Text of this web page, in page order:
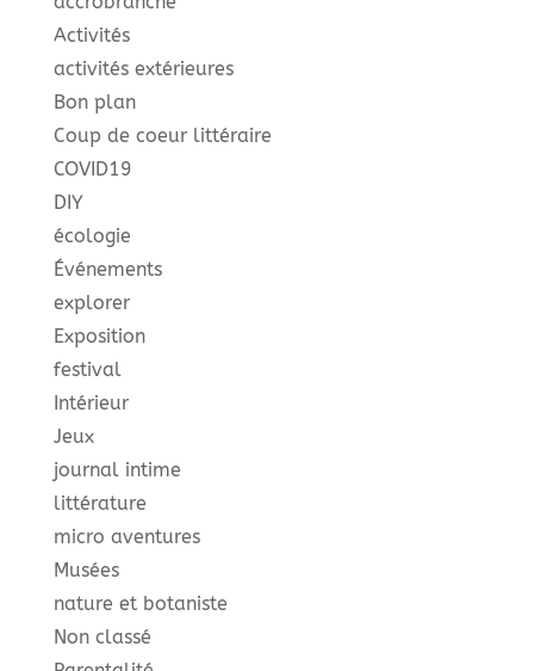
Activités
activités extérieures
Bon plan
Coup de coeur littéraire
COVID19
DIY
écologie
Événements
explorer
Exposition
festival
Intérieur
Jeux
journal intime
littérature
micro aventures
Musées
nature et botaniste
Non classé